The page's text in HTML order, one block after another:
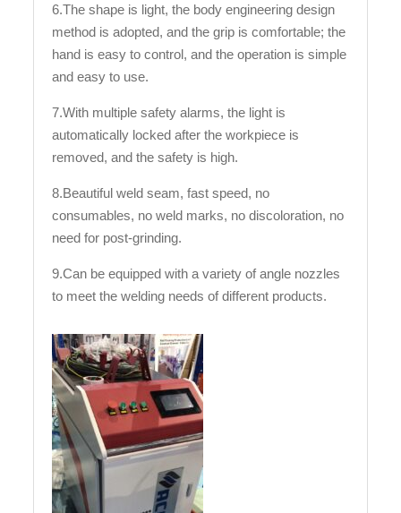
6.The shape is light, the body engineering design
method is adopted, and the grip is comfortable; the
hand is easy to control, and the operation is simple
and easy to use.
7.With multiple safety alarms, the light is
automatically locked after the workpiece is
removed, and the safety is high.
8.Beautiful weld seam, fast speed, no
consumables, no weld marks, no discoloration, no
need for post-grinding.
9.Can be equipped with a variety of angle nozzles
to meet the welding needs of different products.